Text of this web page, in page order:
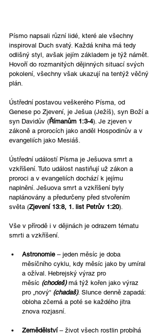
Písmo napsali různí lidé, které ale všechny
inspiroval Duch svatý. Každá kniha má tedy
odlišný styl, avšak jejím základem je týž námět.
Hovoří do rozmanitých dějinných situací svých
pokolení, všechny však ukazují na tentýž věčný
plán.
Ústřední postavou veškerého Písma, od
Genese po Zjevení, je Ješua (Ježíš), syn Boží a
syn Davidův (Římanům 1:3-4). Je zjeven v
zákoně a prorocích jako anděl Hospodinův a v
evangeliích jako Mesiáš.
Ústřední událostí Písma je Ješuova smrt a
vzkříšení. Tuto událost nastiňují už zákon a
proroci a v evangeliích dochází k jejímu
naplnění. Ješuova smrt a vzkříšení byly
naplánovány a předurčeny před stvořením
světa (Zjevení 13:8, 1. list Petrův 1:20).
Vše v přírodě i v dějinách je odrazem tématu
smrti a vzkříšení.
Astronomie – jeden měsíc je doba
měsíčního cyklu, kdy měsíc jako by umíral
a ožíval. Hebrejský výraz pro
měsíc (chodeš) má týž kořen jako výraz
pro „nový“ (chadaš). Slunce denně zapadá:
obloha zčerná a poté se každého jitra
znova rozjasní.
Zemědělství – život všech rostlin probíhá